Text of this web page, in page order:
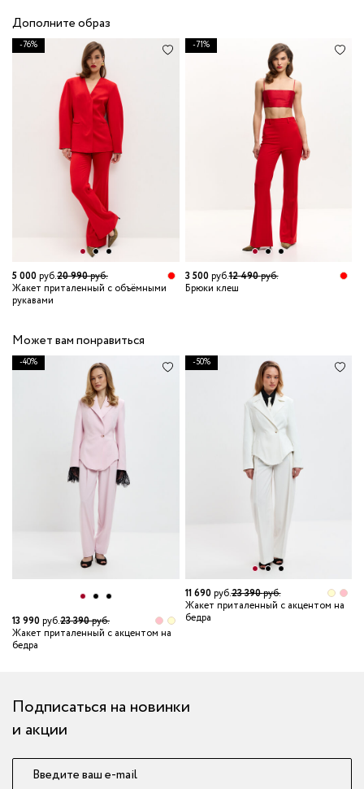
Дополните образ
-76%
5 000руб.20 990руб.
Жакет приталенный с объёмными
рукавами
-71%
3 500руб.12 490руб.
Брюки клеш
Может вам понравиться
-40%
13 990руб.23 390руб.
Жакет приталенный с акцентом на
бедра
-50%
11 690руб.23 390руб.
Жакет приталенный с акцентом на
бедра
Подписаться на новинки
и акции
Введите ваш e-mail